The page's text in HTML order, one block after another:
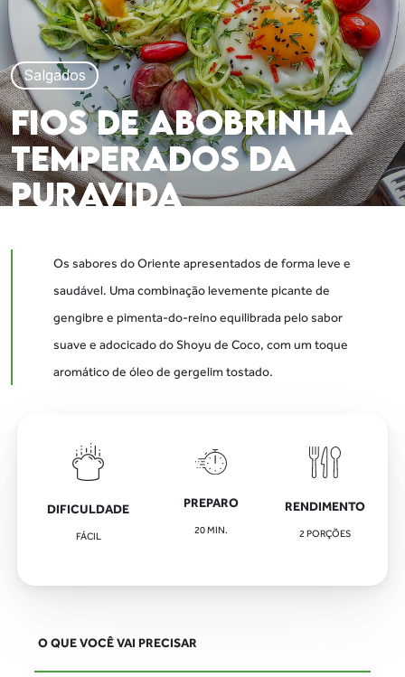
Salgados
FIOS DE ABOBRINHA
TEMPERADOS DA
PURAVIDA
Os sabores do Oriente apresentados de forma leve e
saudável. Uma combinação levemente picante de
gengibre e pimenta-do-reino equilibrada pelo sabor
suave e adocicado do Shoyu de Coco, com um toque
aromático de óleo de gergelim tostado.
DIFICULDADE
FÁCIL
PREPARO
20MIN.
RENDIMENTO
2 PORÇÕES
O QUE VOCÊ VAI PRECISAR